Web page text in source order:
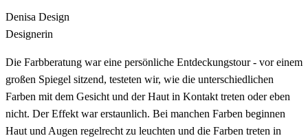
Denisa Design
Designerin
Die Farbberatung war eine persönliche Entdeckungstour - vor einem
großen Spiegel sitzend, testeten wir, wie die unterschiedlichen
Farben mit dem Gesicht und der Haut in Kontakt treten oder eben
nicht. Der Effekt war erstaunlich. Bei manchen Farben beginnen
Haut und Augen regelrecht zu leuchten und die Farben treten in